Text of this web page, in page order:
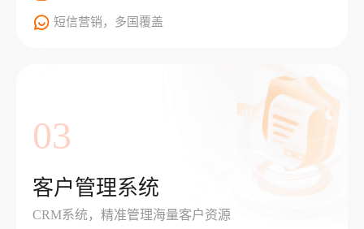
短信营销，多国覆盖
03
客户管理系统
CRM系统，精准管理海量客户资源